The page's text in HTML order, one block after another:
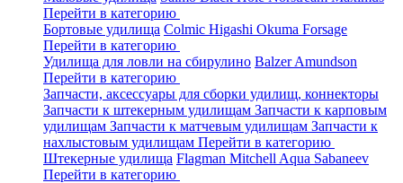
Перейти в категорию
Бортовые удилища Colmic Higashi Okuma Forsage
Перейти в категорию
Удилища для ловли на сбирулино BalzerAmundson
Перейти в категорию
Запчасти, аксессуары для сборки удилищ, коннекторы
Запчасти к штекерным удилищам Запчасти к карповым
удилищам Запчасти к матчевым удилищам Запчасти к
нахлыстовым удилищам Перейти в категорию
Штекерные удилища Flagman Mitchell Aqua Sabaneev
Перейти в категорию